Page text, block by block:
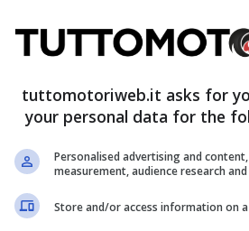
un giro in prima
Marco Bezzecchi sull’Aprilia
che dovrebbe far riflettere
torinese ha
in frenata, come sempre.
tuttomotoriweb.it asks for
your personal data for the
Personalised advertising and
measurement, audience research
Store and/or access information on